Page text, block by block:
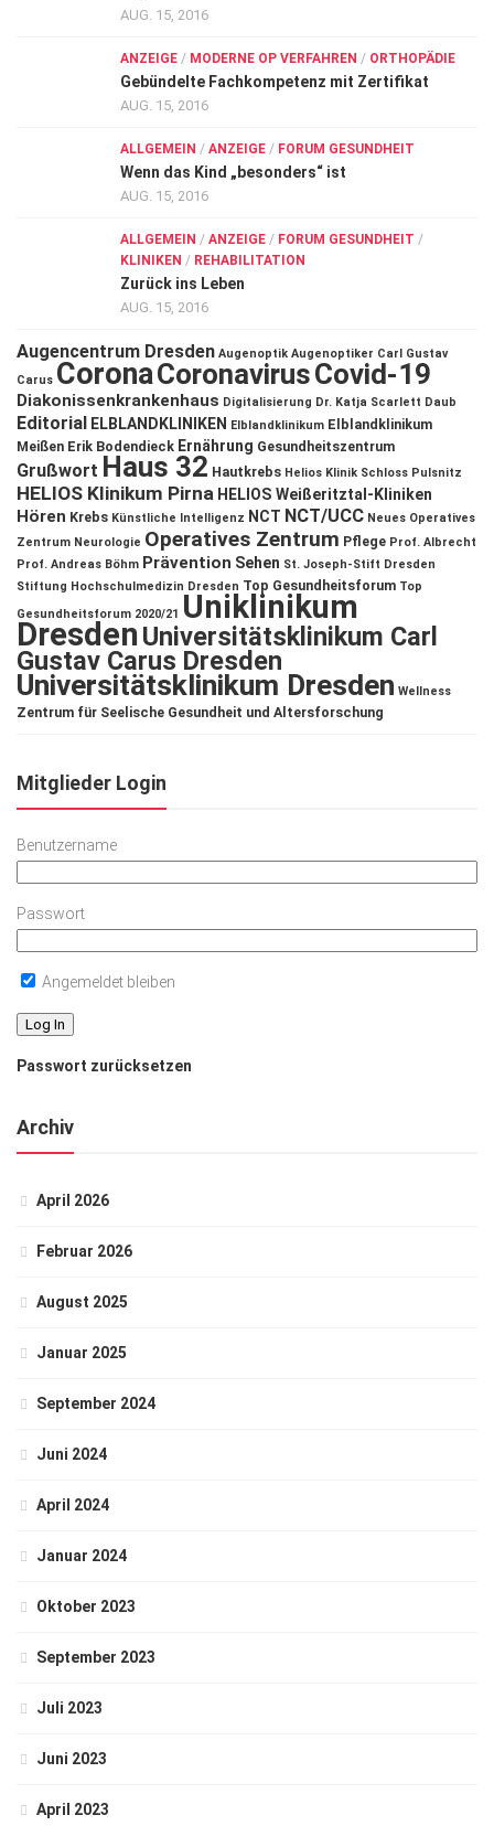
AUG. 15, 2016
ANZEIGE / MODERNE OP VERFAHREN / ORTHOPÄDIE
Gebündelte Fachkompetenz mit Zertifikat
AUG. 15, 2016
ALLGEMEIN / ANZEIGE / FORUM GESUNDHEIT
Wenn das Kind „besonders“ ist
AUG. 15, 2016
ALLGEMEIN / ANZEIGE / FORUM GESUNDHEIT /
KLINIKEN / REHABILITATION
Zurück ins Leben
AUG. 15, 2016
Augencentrum Dresden Augenoptik Augenoptiker Carl Gustav
Carus CoronaCoronavirusCovid-19
Diakonissenkrankenhaus Digitalisierung Dr. Katja Scarlett Daub
Editorial ELBLANDKLINIKEN Elblandklinikum Elblandklinikum
Meißen Erik Bodendieck Ernährung Gesundheitszentrum
Grußwort Haus 32 Hautkrebs Helios Klinik Schloss Pulsnitz
HELIOS Klinikum Pirna HELIOS Weißeritztal-Kliniken
Hören Krebs Künstliche Intelligenz NCT NCT/UCC Neues Operatives
Zentrum Neurologie Operatives Zentrum Pflege Prof. Albrecht
Prof. Andreas Böhm Prävention Sehen St. Joseph-Stift Dresden
Stiftung Hochschulmedizin Dresden Top Gesundheitsforum Top
Gesundheitsforum 2020/21 Uniklinikum
DresdenUniversitätsklinikum Carl
Gustav Carus Dresden
Universitätsklinikum Dresden Wellness
Zentrum für Seelische Gesundheit und Altersforschung
Mitglieder Login
Benutzername
Passwort
Angemeldet bleiben
Passwort zurücksetzen
Archiv
April 2026
Februar 2026
August 2025
Januar 2025
September 2024
Juni 2024
April 2024
Januar 2024
Oktober 2023
September 2023
Juli 2023
Juni 2023
April 2023